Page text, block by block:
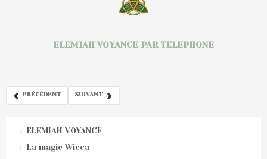
ELEMIAH VOYANCE PAR TELEPHONE
PRÉCÉDENT SUIVANT
ELEMIAH VOYANCE
La magie Wicca